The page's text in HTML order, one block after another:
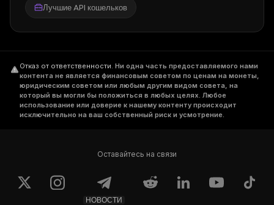
Лучшие API кошельков
Отказ от ответственности. Ни одна часть предоставляемого нами
контента не является финансовым советом по ценам на монеты,
юридическим советом или любым другим видом совета, на
который вы могли бы положиться в любых целях. Любое
использование или доверие к нашему контенту происходит
исключительно на ваш собственный риск и усмотрение.
Оставайтесь на связи
НОВОСТИ